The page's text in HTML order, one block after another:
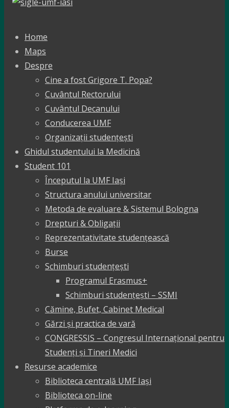
Home
Maps
Despre
Cine a fost Grigore T. Popa?
Cuvântul Rectorului
Cuvântul Decanului
Conducerea UMF
Organizații studențești
Ghidul studentului la Medicină
Student 101
Începutul la UMF Iași
Structura anului universitar
Metoda de evaluare & Sistemul Bologna
Drepturi & Obligații
Reprezentativitate studențească
Burse
Schimburi studențești
Programul Erasmus+
Schimburi studențești – SSMI
Cămine, Bufet, Cabinet Medical
Gărzi și practica de vară
CONGRESSIS – Congresul Internațional pentru
Studenți și Tineri Medici
Resurse academice
Biblioteca centrală UMF Iași
Biblioteca on-line